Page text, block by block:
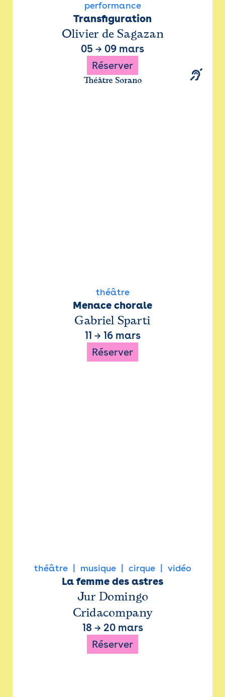
performance
Transfiguration
Olivier de Sagazan
05 → 09 mars
Réserver
Théâtre Sorano
théâtre
Menace chorale
Gabriel Sparti
11 → 16 mars
Réserver
théâtre musique cirque vidéo
La femme des astres
Jur Domingo
Cridacompany
18 → 20 mars
Réserver